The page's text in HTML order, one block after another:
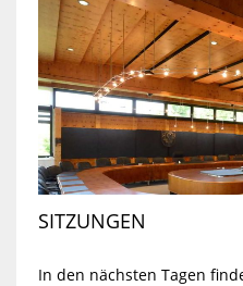
SITZUNGEN
In den nächsten Tagen